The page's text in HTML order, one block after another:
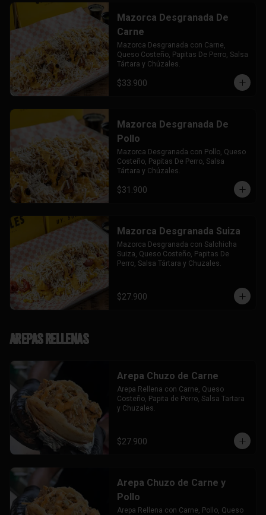
Mazorca Desgranada De
Carne
Mazorca Desgranada con Carne,
Queso Costeño, Papitas De Perro, Salsa
Tártara y Chúzales.
$33.900
Mazorca Desgranada De
Pollo
Mazorca Desgranada con Pollo, Queso
Costeño, Papitas De Perro, Salsa
Tártara y Chúzales.
$31.900
Mazorca Desgranada Suiza
Mazorca Desgranada con Salchicha
Suiza, Queso Costeño, Papitas De
Perro, Salsa Tártara y Chuzales.
$27.900
Arepas Rellenas
Arepa Chuzo de Carne
Arepa Rellena con Carne, Queso
Costeño, Papita de Perro, Salsa Tartara
y Chuzales.
$27.900
Arepa Chuzo de Carne y
Pollo
Arepa Rellena con Carne, Pollo, Queso